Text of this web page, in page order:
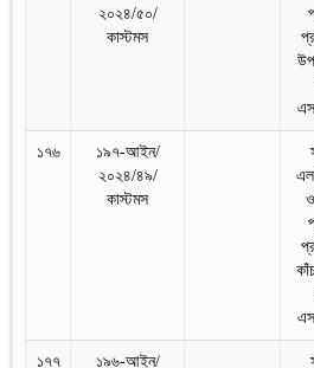
২০২৪/৫০/
কাস্টমস
১৭৬
১৯৭-আইন/
২০২৪/৪৯/
কাস্টমস
১৭৭ ১৯৬-আইন/